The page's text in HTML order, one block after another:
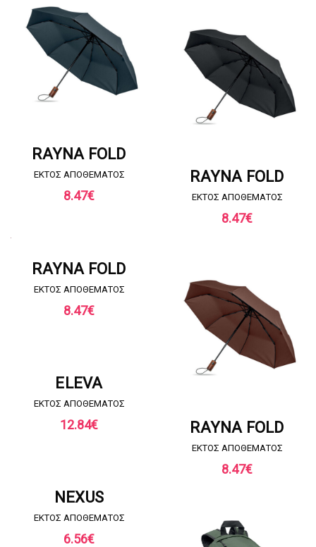
RAYNA FOLD
EKTOΣ ΑΠΟΘΕΜΑΤΟΣ
8.47€
RAYNA FOLD
EKTOΣ ΑΠΟΘΕΜΑΤΟΣ
8.47€
RAYNA FOLD
EKTOΣ ΑΠΟΘΕΜΑΤΟΣ
8.47€
RAYNA FOLD
EKTOΣ ΑΠΟΘΕΜΑΤΟΣ
8.47€
ELEVA
EKTOΣ ΑΠΟΘΕΜΑΤΟΣ
12.84€
NEXUS
EKTOΣ ΑΠΟΘΕΜΑΤΟΣ
6.56€